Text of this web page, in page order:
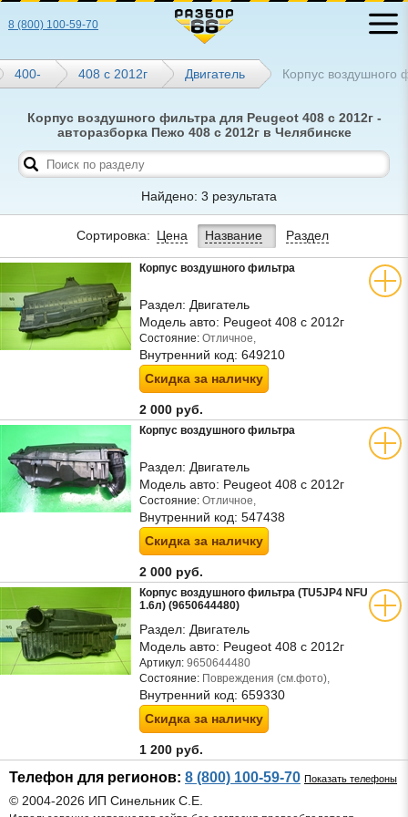
8 (800) 100-59-70
400- 408 с 2012г Двигатель Корпус воздушного
Корпус воздушного фильтра для Peugeot 408 с 2012г -
авторазборка Пежо 408 с 2012г в Челябинске
Найдено: 3 результата
Сортировка: Цена Название Раздел
Корпус воздушного фильтра
Раздел: Двигатель
Модель авто: Peugeot 408 с 2012г
Состояние: Отличное,
Внутренний код: 649210
Скидка за наличку
2 000 руб.
Корпус воздушного фильтра
Раздел: Двигатель
Модель авто: Peugeot 408 с 2012г
Состояние: Отличное,
Внутренний код: 547438
Скидка за наличку
2 000 руб.
Корпус воздушного фильтра (TU5JP4 NFU
1.6л) (9650644480)
Раздел: Двигатель
Модель авто: Peugeot 408 с 2012г
Артикул: 9650644480
Состояние: Повреждения (см.фото),
Внутренний код: 659330
Скидка за наличку
1 200 руб.
Телефон для регионов: 8 (800) 100-59-70 Показать телефоны
© 2004-2026 ИП Синельник С.Е.